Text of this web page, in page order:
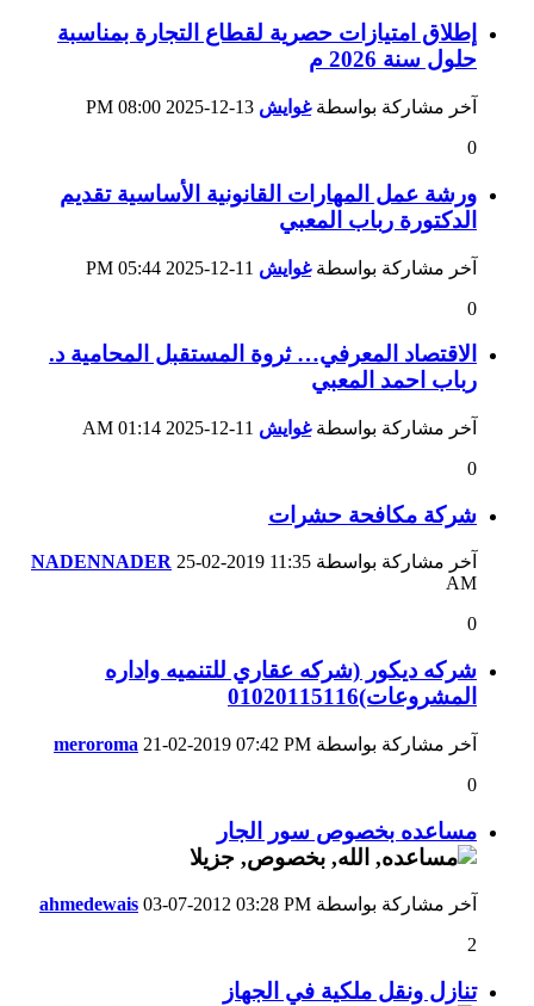
إطلاق امتيازات حصرية لقطاع التجارة بمناسبة
حلول سنة 2026 م
آخر مشاركة بواسطةغوايش
08:00 PM
0
ورشة عمل المهارات القانونية الأساسية تقديم
الدكتورة رباب المعبي
آخر مشاركة بواسطةغوايش
05:44 PM
0
الاقتصاد المعرفي… ثروة المستقبل المحامية د.
رباب احمد المعبي
آخر مشاركة بواسطةغوايش
01:14 AM
0
شركة مكافحة حشرات
آخر مشاركة بواسطة NADENNADER 25-02-2019 11:35
AM
0
شركه ديكور (شركه عقاري للتنميه واداره
المشروعات)01020115116
آخر مشاركة بواسطة meroroma 21-02-2019 07:42 PM
0
مساعده بخصوص سور الجار
آخر مشاركة بواسطة ahmedewais 03-07-2012 03:28 PM
2
تنازل ونقل ملكية في الجهاز